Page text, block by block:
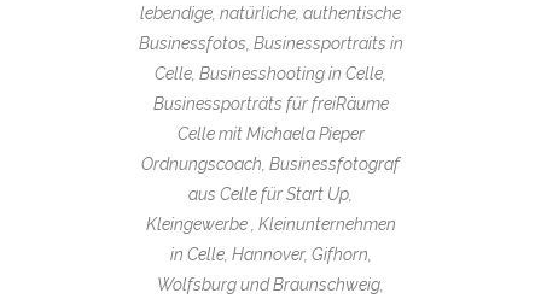
lebendige, natürliche, authentische
Businessfotos, Businessportraits in
Celle, Businesshooting in Celle,
Businessporträts für freiRäume
Celle mit Michaela Pieper
Ordnungscoach, Businessfotograf
aus Celle für Start Up,
Kleingewerbe , Kleinunternehmen
in Celle, Hannover, Gifhorn,
Wolfsburg und Braunschweig,